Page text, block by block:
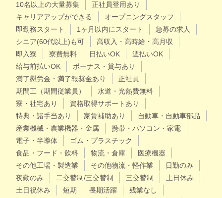
10名以上の大量募集
正社員登用あり
キャリアアップができる
オープニングスタッフ
即勤務スタート
1ヶ月以内にスタート
急募の求人
シニア(60代以上)も可
高収入・高時給・高月収
即入寮
寮費無料 日払いOK
週払いOK
給与前払いOK
ボーナス・賞与あり
満了慰労金・満了報奨金あり
正社員
期間工（期間従業員）
水道・光熱費無料
寮・社宅あり
資格取得サポートあり
特典・諸手当あり
家賃補助あり
自動車・自動車部品
産業機械・農業機器・金属
携帯・パソコン・家電
電子・半導体
ゴム・プラスチック
食品・フード・飲料
物流・倉庫
医療機器
その他工場・製造業
その他物流・軽作業
日勤のみ
夜勤のみ
二交替制/三交替制 三交替制
土日休み
土日祝休み
短期 長期活躍
残業なし